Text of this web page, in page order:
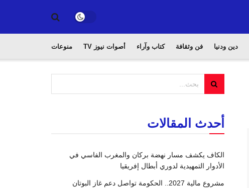
دين ودنيا فن وثقافة كتاب وآراء أصوات نيوز TV منوعات
أحدث المقالات
الكاف يكشف مسار نهضة بركان والمغرب الفاسي في
الأدوار التمهيدية لدوري أبطال إفريقيا
مشروع مالية 2027.. الحكومة تواصل دعم غاز البوتان